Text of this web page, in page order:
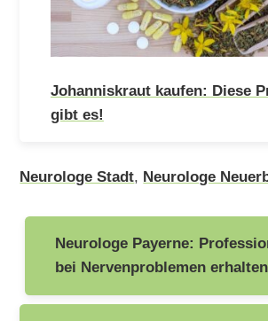
Johanniskraut kaufen: Diese
gibt es!
Neurologe Stadt, Neurologe
Beitragsnavigation
Neurologe Payerne:
bei Nervenproblemen